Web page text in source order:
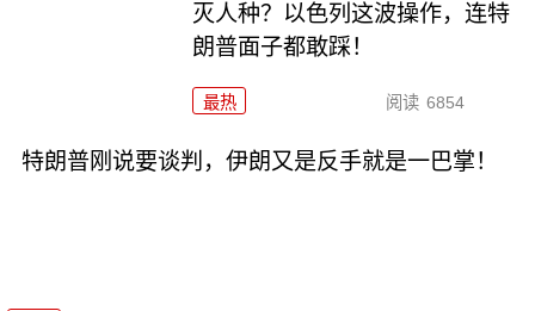
灭人种？以色列这波操作，连特
朗普面子都敢踩！
最热 阅读 6854
特朗普刚说要谈判，伊朗又是反手就是一巴掌！